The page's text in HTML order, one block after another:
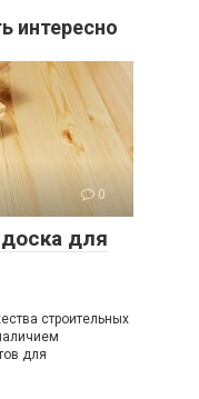
интересно
0
для
строительных
для